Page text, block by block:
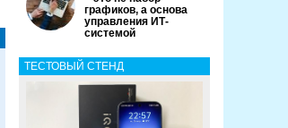
графиков, а основа
управления ИТ-
системой
ТЕСТОВЫЙ СТЕНД